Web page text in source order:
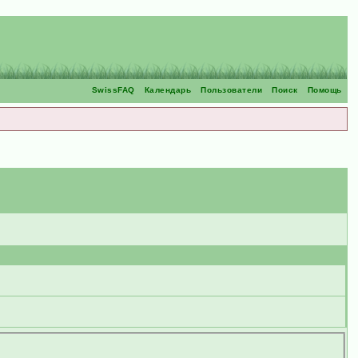
Помощь
Поиск
Пользователи
Календарь
SwissFAQ